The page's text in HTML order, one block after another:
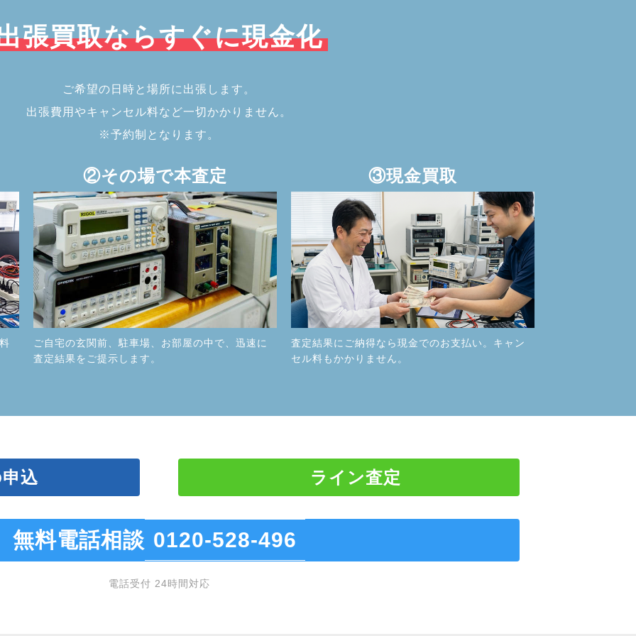
張買取ならすぐに現金化
ご希望の日時と場所に出張します。
出張費用やキャンセル料など一切かかりません。
※予約制となります。
②その場で本査定
ご自宅の玄関前、駐車場、お部屋の中で、迅速に
査定結果をご提示します。
③現金買取
査定結果にご納得なら現金でのお支払い。キャン
セル料もかかりません。
込 ライン査定
無料電話相談 0120-528-496
電話受付 24時間対応